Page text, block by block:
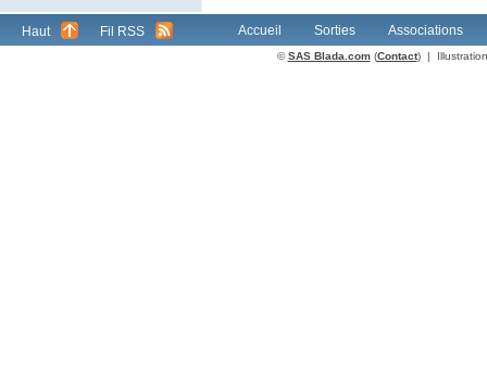
Haut Fil RSS Accueil Sorties Associations
©SAS Blada.com(Contact) |